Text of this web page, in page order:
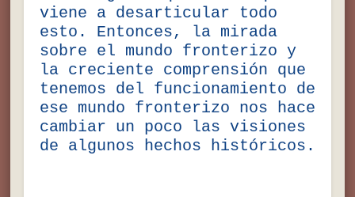
viene a desarticular todo
esto. Entonces, la mirada
sobre el mundo fronterizo y
la creciente comprensión que
tenemos del funcionamiento de
ese mundo fronterizo nos hace
cambiar un poco las visiones
de algunos hechos históricos.